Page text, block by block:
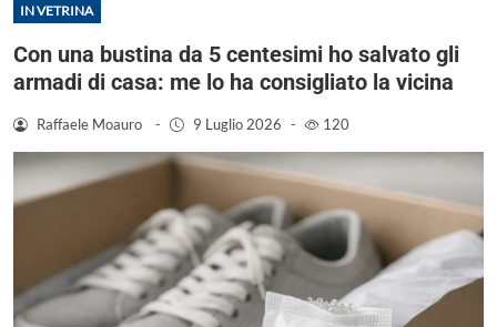
IN VETRINA
Con una bustina da 5 centesimi ho salvato gli
armadi di casa: me lo ha consigliato la vicina
Raffaele Moauro - 9 Luglio 2026 - 120